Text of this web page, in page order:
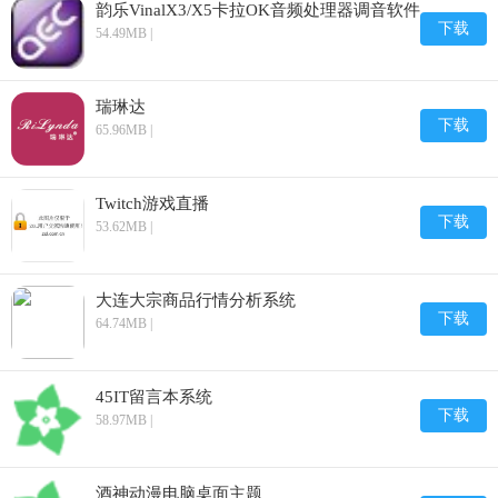
韵乐VinalX3/X5卡拉OK音频处理器调音软件
54.49MB | 下载
瑞琳达
65.96MB | 下载
Twitch游戏直播
53.62MB | 下载
大连大宗商品行情分析系统
64.74MB | 下载
45IT留言本系统
58.97MB | 下载
酒神动漫电脑桌面主题